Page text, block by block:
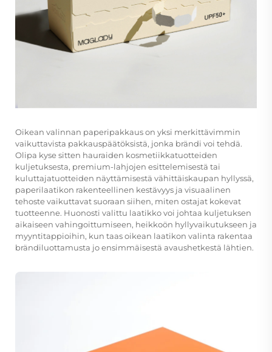
Oikean valinnan paperipakkauson yksi merkittävimmin
vaikuttavista pakkauspäätöksistä, jonka brändi voi tehdä.
Olipa kyse sitten hauraiden kosmetiikkatuotteiden
kuljetuksesta, premium-lahjojen esittelemisestä tai
kuluttajatuotteiden näyttämisestä vähittäiskaupan hyllyssä,
paperilaatikon rakenteellinen kestävyys ja visuaalinen
tehoste vaikuttavat suoraan siihen, miten ostajat kokevat
tuotteenne. Huonosti valittu laatikko voi johtaa kuljetuksen
aikaiseen vahingoittumiseen, heikkoön hyllyvaikutukseen ja
myyntitappioihin, kun taas oikean laatikon valinta rakentaa
brändiluottamusta jo ensimmäisestä avaushetkestä lähtien.